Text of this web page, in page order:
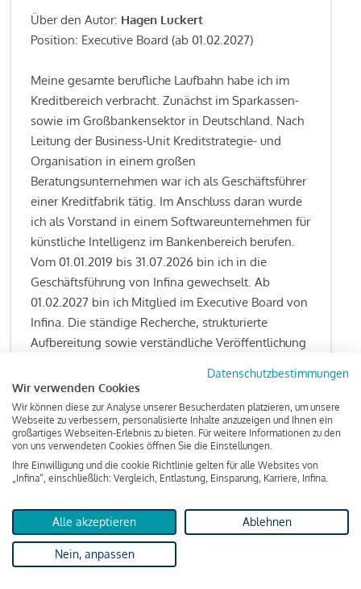
Über den Autor: Hagen Luckert
Position: Executive Board (ab 01.02.2027)
Meine gesamte berufliche Laufbahn habe ich im
Kreditbereich verbracht. Zunächst im Sparkassen-
sowie im Großbankensektor in Deutschland. Nach
Leitung der Business-Unit Kreditstrategie- und
Organisation in einem großen
Beratungsunternehmen war ich als Geschäftsführer
einer Kreditfabrik tätig. Im Anschluss daran wurde
ich als Vorstand in einem Softwareunternehmen für
künstliche Intelligenz im Bankenbereich berufen.
Vom 01.01.2019 bis 31.07.2026 bin ich in die
Geschäftsführung von Infina gewechselt. Ab
01.02.2027 bin ich Mitglied im Executive Board von
Infina. Die ständige Recherche, strukturierte
Aufbereitung sowie verständliche Veröffentlichung
Kreditgeschäft gehören zu den wesentlichen
Schwerpunktsetzungen meiner Funktion.
Lesen Sie meine Finanzierungs-Tipps
KreditindexDas Wohnkredit Barometer
Datenschutzbestimmungen
Wir verwenden Cookies
Wir können diese zur Analyse unserer Besucherdaten platzieren, um unsere
Webseite zu verbessern, personalisierte Inhalte anzuzeigen und Ihnen ein
großartiges Webseiten-Erlebnis zu bieten. Für weitere Informationen zu den
von uns verwendeten Cookies öffnen Sie die Einstellungen.
Ihre Einwilligung und die cookie Richtlinie gelten für alle Websites von
„Infina“, einschließlich: Vergleich, Entlastung, Einsparung, Karriere, Infina.
Alle akzeptieren Ablehnen
Nein, anpassen